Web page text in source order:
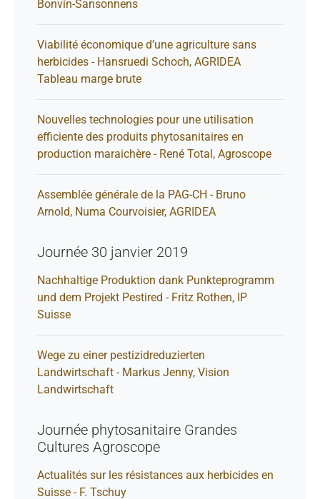
Bonvin-Sansonnens
Viabilité économique d’une agriculture sans
herbicides - Hansruedi Schoch, AGRIDEA
Tableau marge brute
Nouvelles technologies pour une utilisation
efficiente des produits phytosanitaires en
production maraichère - René Total, Agroscope
Assemblée générale de la PAG-CH - Bruno
Arnold, Numa Courvoisier, AGRIDEA
Journée 30 janvier 2019
Nachhaltige Produktion dank Punkteprogramm
und dem Projekt Pestired - Fritz Rothen, IP
Suisse
Wege zu einer pestizidreduzierten
Landwirtschaft - Markus Jenny, Vision
Landwirtschaft
Journée phytosanitaire Grandes
Cultures Agroscope
Actualités sur les résistances aux herbicides en
Suisse - F. Tschuy